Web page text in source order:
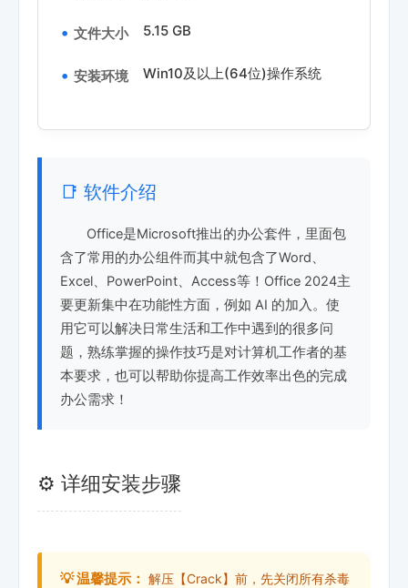
文件大小 5.15 GB
安装环境 Win10及以上(64位)操作系统
📑 软件介绍
Office是Microsoft推出的办公套件，里面包
含了常用的办公组件而其中就包含了Word、
Excel、PowerPoint、Access等！Office 2024主
要更新集中在功能性方面，例如 AI 的加入。使
用它可以解决日常生活和工作中遇到的很多问
题，熟练掌握的操作技巧是对计算机工作者的基
本要求，也可以帮助你提高工作效率出色的完成
办公需求！
⚙️ 详细安装步骤
💡 温馨提示： 解压【Crack】前，先关闭所有杀毒